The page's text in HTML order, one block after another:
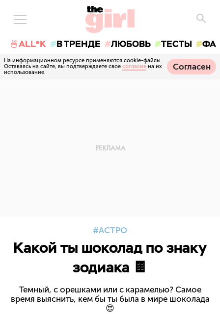
🍜ALL*K В ТРЕНДЕ ЛЮБОВЬ ТЕСТЫ
На информационном ресурсе применяются cookie-файлы.
Оставаясь на сайте, вы подтверждаете свое согласие на их
использование.
Согласен
АСТРО
Какой ты шоколад по знаку
зодиака 🍫
Темный, с орешками или с карамелью? Самое
время выяснить, кем бы ты была в мире шоколада
😍